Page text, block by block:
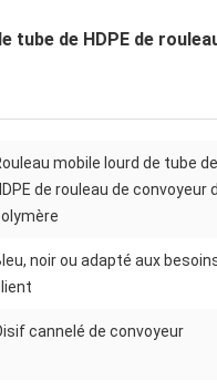
tube de HDPE de
mobile lourd de tube de
de rouleau de convoyeur
noir ou adapté aux
cannelé de convoyeur